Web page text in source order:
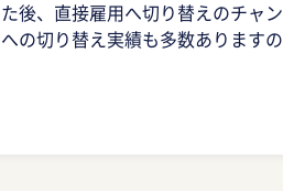
後、直接雇用へ切り替えのチャン
の切り替え実績も多数ありますの